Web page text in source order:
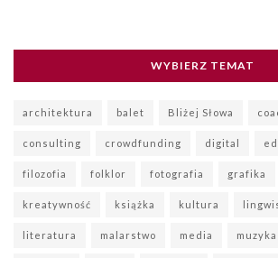
WYBIERZ TEMAT
architektura balet Bliżej Słowa
consulting crowdfunding digital
filozofia folklor fotografia grafika
kreatywność książka kultura
literatura malarstwo media muzyka